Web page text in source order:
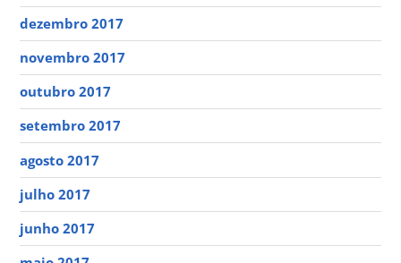
dezembro 2017
novembro 2017
outubro 2017
setembro 2017
agosto 2017
julho 2017
junho 2017